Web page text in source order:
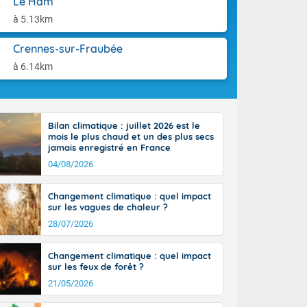
à 5.13km
Crennes-sur-Fraubée
à 6.14km
de-
sont
sont
un peu
du pays,
du Massif
la
est le
salve
de bons
vent,
les deux
entre 11
sur les
l'intérieur
vallée de
Bilan climatique : juillet 2026 est le
mois le plus chaud et un des plus secs
jamais enregistré en France
04/08/2026
Changement climatique : quel impact
sur les vagues de chaleur ?
28/07/2026
Changement climatique : quel impact
sur les feux de forêt ?
21/05/2026